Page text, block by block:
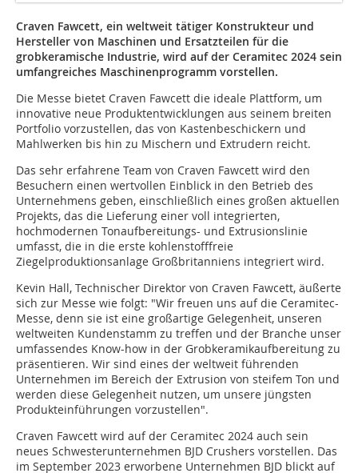
Craven Fawcett, ein weltweit tätiger Konstrukteur und
Hersteller von Maschinen und Ersatzteilen für die
grobkeramische Industrie, wird auf der Ceramitec 2024 sein
umfangreiches Maschinenprogramm vorstellen.
Die Messe bietet Craven Fawcett die ideale Plattform, um
innovative neue Produktentwicklungen aus seinem breiten
Portfolio vorzustellen, das von Kastenbeschickern und
Mahlwerken bis hin zu Mischern und Extrudern reicht.
Das sehr erfahrene Team von Craven Fawcett wird den
Besuchern einen wertvollen Einblick in den Betrieb des
Unternehmens geben, einschließlich eines großen aktuellen
Projekts, das die Lieferung einer voll integrierten,
hochmodernen Tonaufbereitungs- und Extrusionslinie
umfasst, die in die erste kohlenstofffreie
Ziegelproduktionsanlage Großbritanniens integriert wird.
Kevin Hall, Technischer Direktor von Craven Fawcett, äußerte
sich zur Messe wie folgt: "Wir freuen uns auf die Ceramitec-
Messe, denn sie ist eine großartige Gelegenheit, unseren
weltweiten Kundenstamm zu treffen und der Branche unser
umfassendes Know-how in der Grobkeramikaufbereitung zu
präsentieren. Wir sind eines der weltweit führenden
Unternehmen im Bereich der Extrusion von steifem Ton und
werden diese Gelegenheit nutzen, um unsere jüngsten
Produkteinführungen vorzustellen".
Craven Fawcett wird auf der Ceramitec 2024 auch sein
neues Schwesterunternehmen BJD Crushers vorstellen. Das
im September 2023 erworbene Unternehmen BJD blickt auf